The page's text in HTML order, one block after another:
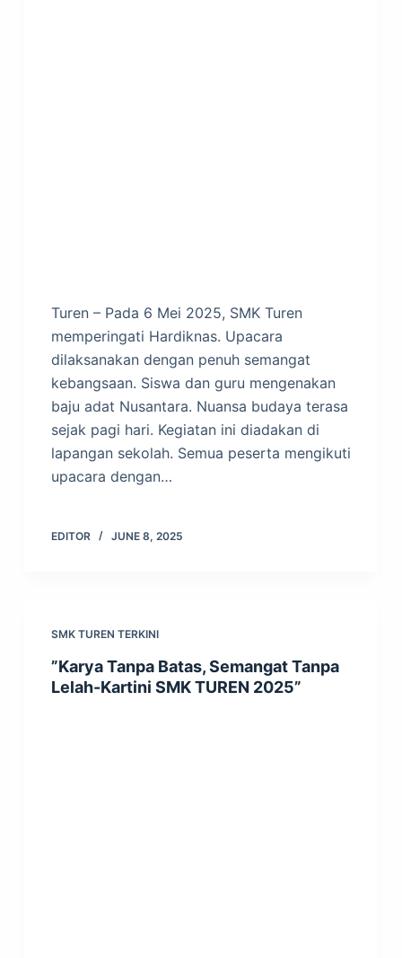
Turen – Pada 6 Mei 2025, SMK Turen
memperingati Hardiknas. Upacara
dilaksanakan dengan penuh semangat
kebangsaan. Siswa dan guru mengenakan
baju adat Nusantara. Nuansa budaya terasa
sejak pagi hari. Kegiatan ini diadakan di
lapangan sekolah. Semua peserta mengikuti
upacara dengan…
EDITOR JUNE 8, 2025
SMK TUREN TERKINI
”Karya Tanpa Batas, Semangat Tanpa
Lelah-Kartini SMK TUREN 2025”